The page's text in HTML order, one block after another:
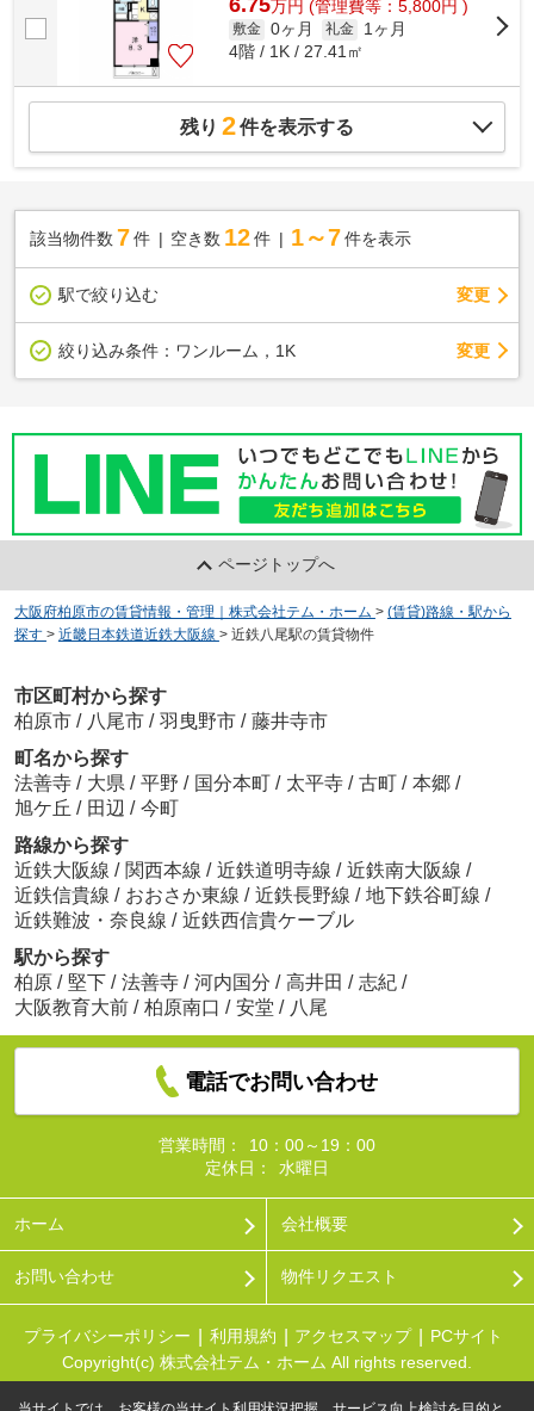
6.75万円 (管理費等：5,800円 )
敷金 0ヶ月 礼金
1ヶ月
4階 / 1K / 27.41㎡
残り 2件を表示する
該当物件数 7件 空き数 12 件 1～7 件を表示
駅で絞り込む 変更
絞り込み条件： ワンルーム，1K 変更
ページトップへ
大阪府柏原市の賃貸情報・管理｜株式会社テム・ホーム > (賃貸)路線・駅から
探す > 近畿日本鉄道近鉄大阪線 > 近鉄八尾駅の賃貸物件
市区町村から探す
柏原市 / 八尾市 / 羽曳野市 / 藤井寺市
町名から探す
法善寺 / 大県 / 平野 / 国分本町 / 太平寺 / 古町 / 本郷 /
旭ケ丘 / 田辺 / 今町
路線から探す
近鉄大阪線 / 関西本線 / 近鉄道明寺線 / 近鉄南大阪線 /
近鉄信貴線 / おおさか東線 / 近鉄長野線 / 地下鉄谷町線 /
近鉄難波・奈良線 / 近鉄西信貴ケーブル
駅から探す
柏原 / 堅下 / 法善寺 / 河内国分 / 高井田 / 志紀 /
大阪教育大前 / 柏原南口 / 安堂 / 八尾
電話でお問い合わせ
営業時間：
10：00～19：00
定休日：
水曜日
ホーム 会社概要
お問い合わせ 物件リクエスト
プライバシーポリシー 利用規約 アクセスマップ
PCサイト
Copyright(c) 株式会社テム・ホーム All rights reserved.